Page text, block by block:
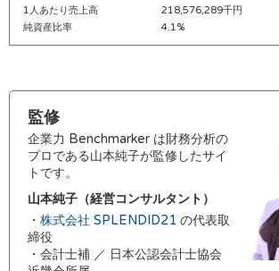
1人あたり売上高
218,576,289千円
純資産比率
4.1%
監修
企業力 Benchmarker は財務分析の
プロである山本純子が監修したサイ
トです。
山本純子（経営コンサルタント）
・ 株式会社 SPLENDID21 の代表取
締役
・会計士補 ／ 日本公認会計士協会